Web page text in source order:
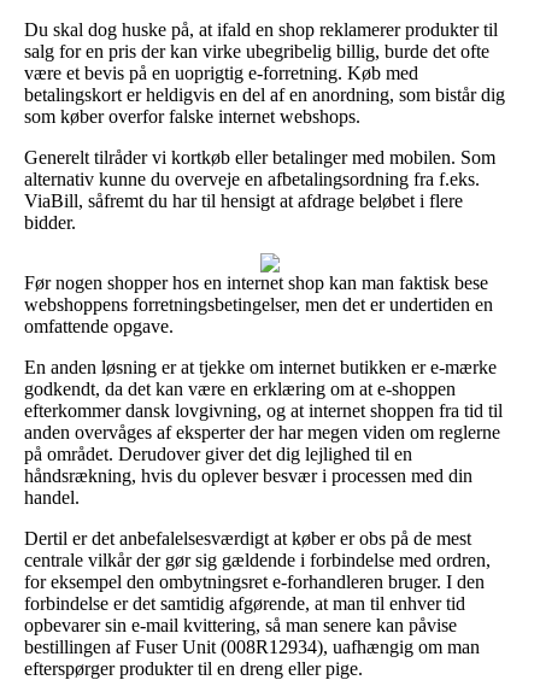
Du skal dog huske på, at ifald en shop reklamerer produkter til
salg for en pris der kan virke ubegribelig billig, burde det ofte
være et bevis på en uoprigtig e-forretning. Køb med
betalingskort er heldigvis en del af en anordning, som bistår dig
som køber overfor falske internet webshops.
Generelt tilråder vi kortkøb eller betalinger med mobilen. Som
alternativ kunne du overveje en afbetalingsordning fra f.eks.
ViaBill, såfremt du har til hensigt at afdrage beløbet i flere
bidder.
Før nogen shopper hos en internet shop kan man faktisk bese
webshoppens forretningsbetingelser, men det er undertiden en
omfattende opgave.
En anden løsning er at tjekke om internet butikken er e-mærke
godkendt, da det kan være en erklæring om at e-shoppen
efterkommer dansk lovgivning, og at internet shoppen fra tid til
anden overvåges af eksperter der har megen viden om reglerne
på området. Derudover giver det dig lejlighed til en
håndsrækning, hvis du oplever besvær i processen med din
handel.
Dertil er det anbefalelsesværdigt at køber er obs på de mest
centrale vilkår der gør sig gældende i forbindelse med ordren,
for eksempel den ombytningsret e-forhandleren bruger. I den
forbindelse er det samtidig afgørende, at man til enhver tid
opbevarer sin e-mail kvittering, så man senere kan påvise
bestillingen af Fuser Unit (008R12934), uafhængig om man
efterspørger produkter til en dreng eller pige.